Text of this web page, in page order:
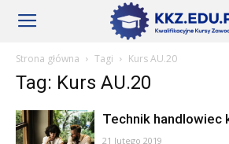
Szkoły
KKZ
Strona główna Tagi Kurs AU.20
Tag: Kurs AU.20
Technik handlowiec
21 lutego 2019